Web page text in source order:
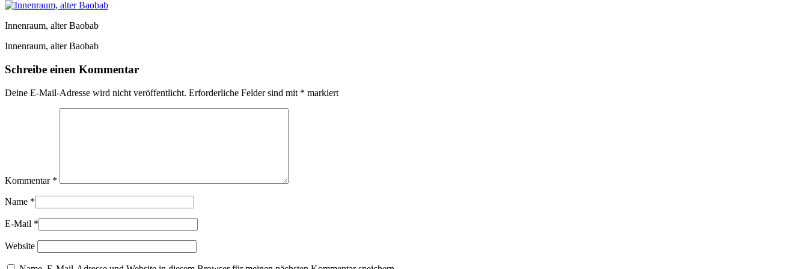
Innenraum, alter Baobab
Innenraum, alter Baobab
Schreibe einen Kommentar
Deine E-Mail-Adresse wird nicht veröffentlicht. Erforderliche Felder sind mit * markiert
Kommentar *
Name *
E-Mail *
Website